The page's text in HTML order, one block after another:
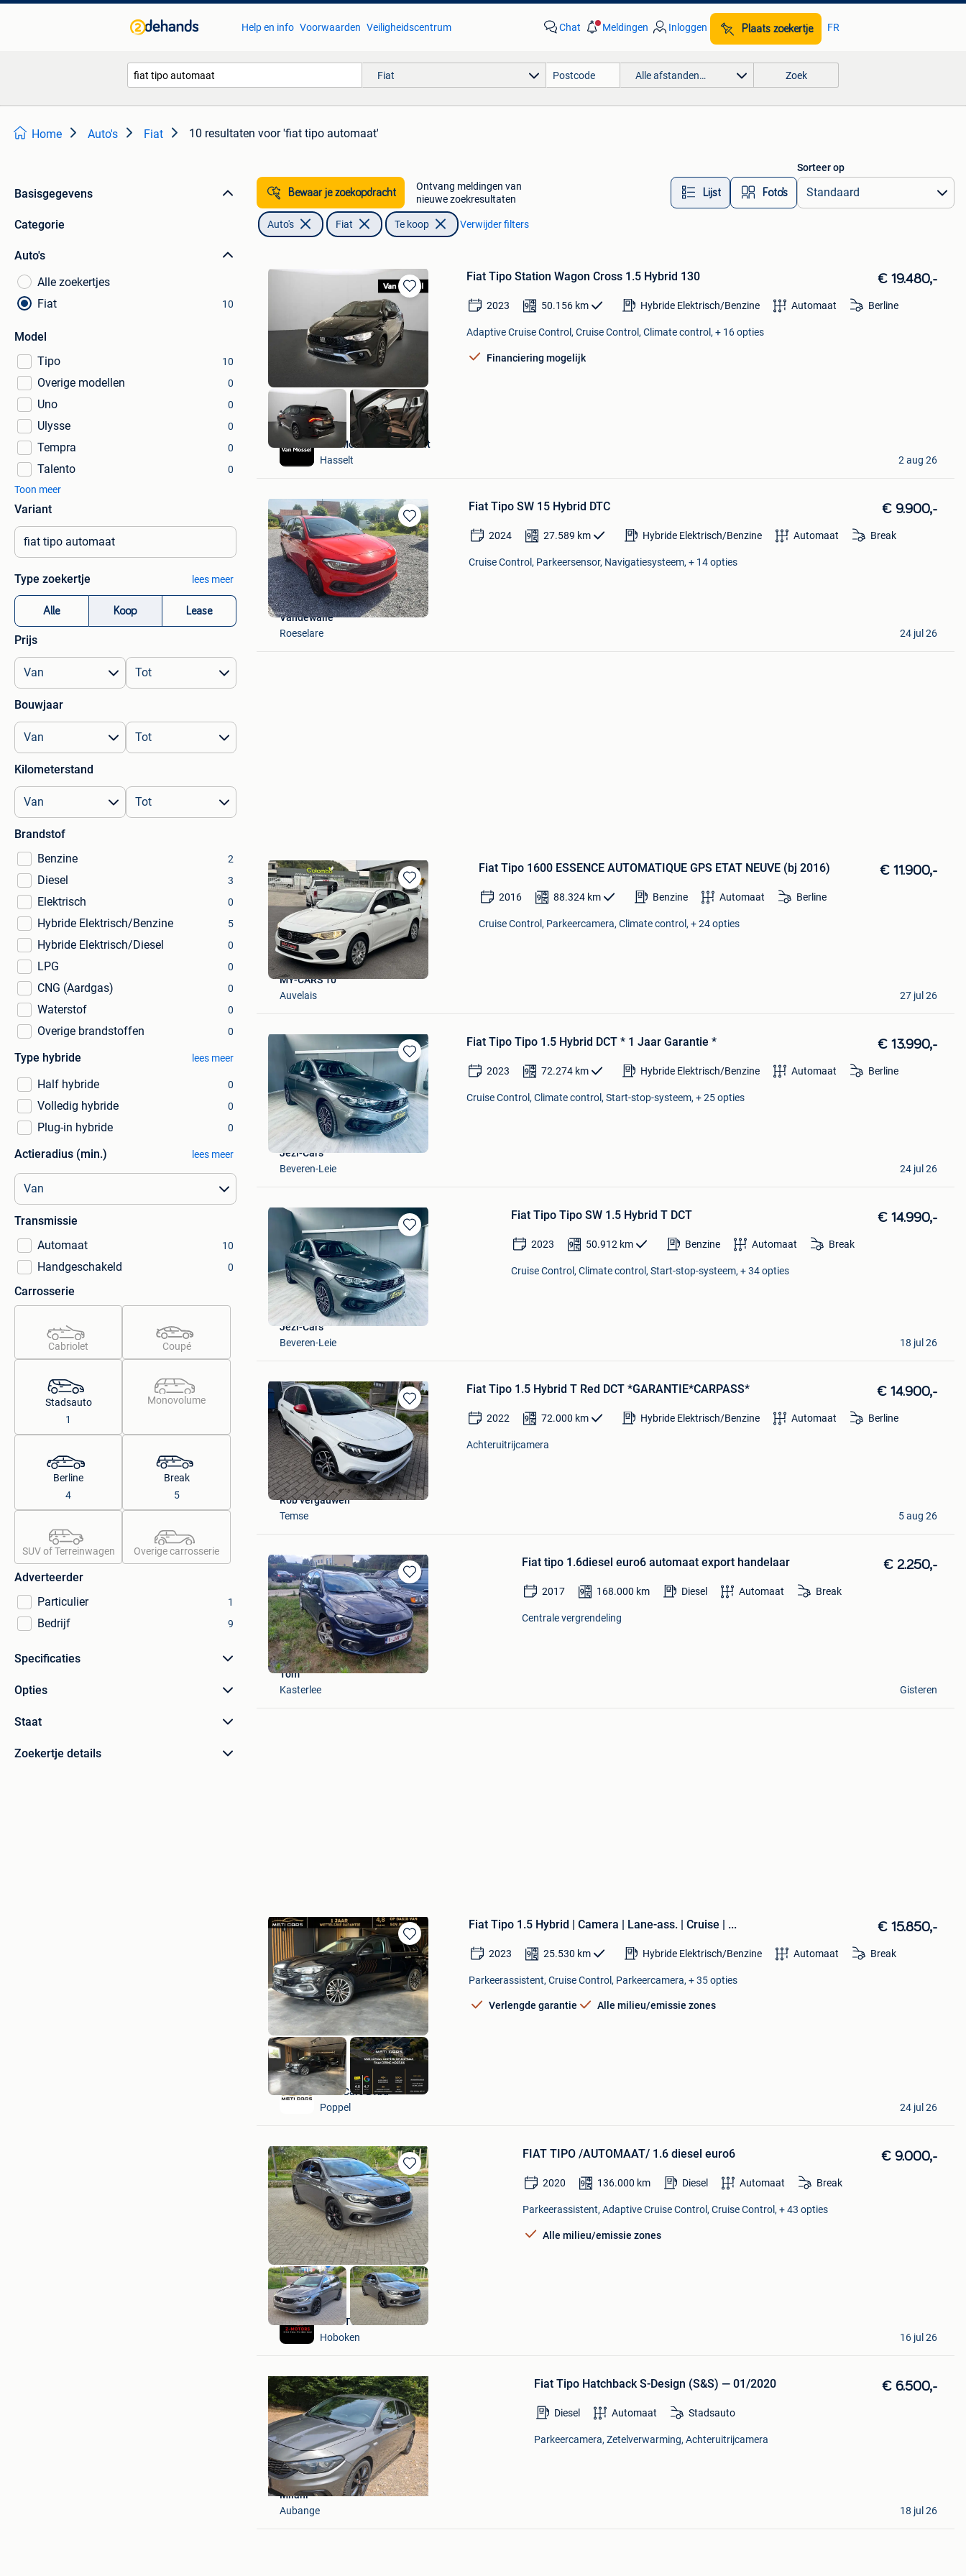
Help en info Voorwaarden Veiligheidscentrum Chat Meldingen Inloggen Plaats zoekertje FR
Fiat Alle afstanden… Zoek
Home Auto's Fiat 10 resultaten voor 'fiat tipo automaat'
Basisgegevens
Categorie
Auto's
Alle zoekertjes
Fiat
10
Model
Tipo
10
Overige modellen 0
Uno 0
Ulysse 0
Tempra 0
Talento
0
Toon meer
Variant
Type zoekertje lees meer
Alle Koop Lease
Prijs
Bouwjaar
Kilometerstand
Brandstof
Benzine
2
Diesel 3
Elektrisch 0
Hybride Elektrisch/Benzine 5
Hybride Elektrisch/Diesel 0
LPG 0
CNG (Aardgas) 0
Waterstof 0
Overige brandstoffen 0
Type hybride lees meer
Half hybride 0
Volledig hybride 0
Plug-in hybride 0
Actieradius (min.) lees meer
Transmissie
Automaat
10
Handgeschakeld 0
Carrosserie
Cabriolet Coupé
Stadsauto
1
Monovolume
Berline
4
Break
5
SUV of Terreinwagen Overige carrosserie
Adverteerder
Particulier
1
Bedrijf 9
Specificaties
Opties
Staat
Zoekertje details
Bewaar je zoekopdracht
Ontvang meldingen van
nieuwe zoekresultaten
Lijst Foto’s
Sorteer op
Auto's Fiat Te koop Verwijder filters
Bewaren
in
Mijn
Favorieten
Fiat Tipo Station Wagon Cross 1.5 Hybrid 130 € 19.480,-
2023 50.156 km Hybride Elektrisch/Benzine Automaat Berline
Adaptive Cruise Control, Cruise Control, Climate control, + 16 opties
Financiering mogelijk
Van Mossel Fiat Hasselt
Hasselt
2 aug 26
Bewaren
in
Mijn
Favorieten
Fiat Tipo SW 15 Hybrid DTC € 9.900,-
2024 27.589 km Hybride Elektrisch/Benzine Automaat Break
Cruise Control, Parkeersensor, Navigatiesysteem, + 14 opties
Vandewalle
Roeselare
24 jul 26
Bewaren
in
Mijn
Favorieten
Fiat Tipo 1600 ESSENCE AUTOMATIQUE GPS ETAT NEUVE (bj 2016) € 11.900,-
2016 88.324 km Benzine Automaat Berline
Cruise Control, Parkeercamera, Climate control, + 24 opties
MY-CARS 10
Auvelais
27 jul 26
Bewaren
Mijn
Favorieten
Fiat Tipo Tipo 1.5 Hybrid DCT * 1 Jaar Garantie * € 13.990,-
2023 72.274 km Hybride Elektrisch/Benzine Automaat Berline
Cruise Control, Climate control, Start-stop-systeem, + 25 opties
Jezi-Cars
Beveren-Leie
24 jul 26
Bewaren
Mijn
Favorieten
Fiat Tipo Tipo SW 1.5 Hybrid T DCT € 14.990,-
2023 50.912 km Benzine Automaat Break
Cruise Control, Climate control, Start-stop-systeem, + 34 opties
Jezi-Cars
Beveren-Leie
18 jul 26
Bewaren
in
Mijn
Favorieten
Fiat Tipo 1.5 Hybrid T Red DCT *GARANTIE*CARPASS* € 14.900,-
2022 72.000 km Hybride Elektrisch/Benzine Automaat Berline
Achteruitrijcamera
Rob vergauwen
Temse
5 aug 26
Bewaren
in
Mijn
Favorieten
Fiat tipo 1.6diesel euro6 automaat export handelaar € 2.250,-
2017 168.000 km Diesel Automaat Break
Centrale vergrendeling
Tom
Kasterlee
Gisteren
Bewaren
Mijn
Favorieten
Fiat Tipo 1.5 Hybrid | Camera | Lane-ass. | Cruise | ... € 15.850,-
2023 25.530 km Hybride Elektrisch/Benzine Automaat Break
Parkeerassistent, Cruise Control, Parkeercamera, + 35 opties
Verlengde garantie Alle milieu/emissie zones
Meti Cars Bvba
Poppel
24 jul 26
Bewaren
in
Mijn
Favorieten
FIAT TIPO /AUTOMAAT/ 1.6 diesel euro6 € 9.000,-
2020 136.000 km Diesel Automaat Break
Parkeerassistent, Adaptive Cruise Control, Cruise Control, + 43 opties
Alle milieu/emissie zones
Z-MOTORS
Hoboken
16 jul 26
Mijn
Favorieten
Fiat Tipo Hatchback S-Design (S&S) — 01/2020 € 6.500,-
Diesel Automaat Stadsauto
Parkeercamera, Zetelverwarming, Achteruitrijcamera
Milani
Aubange
18 jul 26